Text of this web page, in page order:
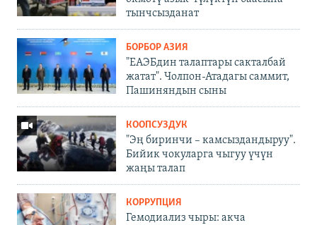
тынчсызданат
БОРБОР АЗИЯ
"ЕАЭБдин талаптары сакталбай
жатат". Чолпон-Атадагы саммит,
Пашиняндын сыны
КООПСУЗДУК
"Эң биринчи – камсыздандыруу".
Бийик чокуларга чыгуу үчүн
жаңы талап
КОРРУПЦИЯ
Гемодиализ чыры: акча